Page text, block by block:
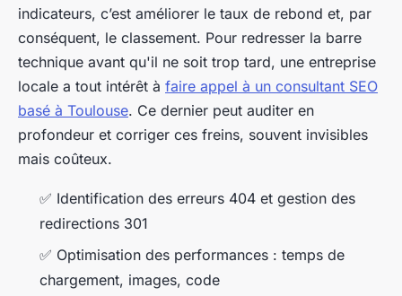
indicateurs, c’est améliorer le taux de rebond et, par
conséquent, le classement. Pour redresser la barre
technique avant qu'il ne soit trop tard, une entreprise
locale a tout intérêt à faire appel à un consultant SEO
basé à Toulouse. Ce dernier peut auditer en
profondeur et corriger ces freins, souvent invisibles
mais coûteux.
✅ Identification des erreurs 404 et gestion des
redirections 301
✅ Optimisation des performances : temps de
chargement, images, code